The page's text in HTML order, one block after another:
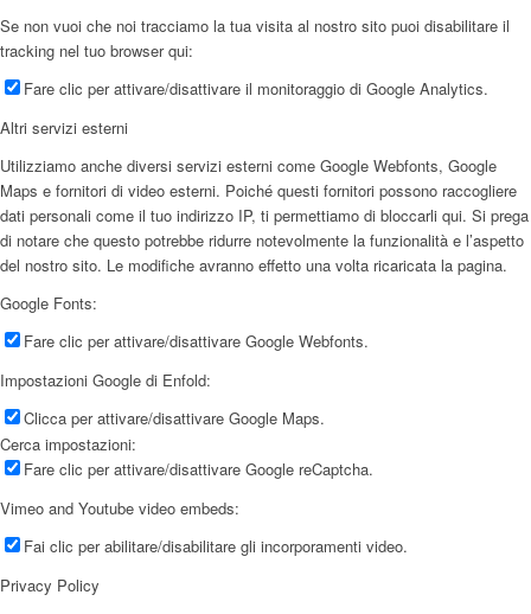
Se non vuoi che noi tracciamo la tua visita al nostro sito puoi disabilitare il
tracking nel tuo browser qui:
Fare clic per attivare/disattivare il monitoraggio di Google Analytics.
Altri servizi esterni
Utilizziamo anche diversi servizi esterni come Google Webfonts, Google
Maps e fornitori di video esterni. Poiché questi fornitori possono raccogliere
dati personali come il tuo indirizzo IP, ti permettiamo di bloccarli qui. Si prega
di notare che questo potrebbe ridurre notevolmente la funzionalità e l’aspetto
del nostro sito. Le modifiche avranno effetto una volta ricaricata la pagina.
Google Fonts:
Fare clic per attivare/disattivare Google Webfonts.
Impostazioni Google di Enfold:
Clicca per attivare/disattivare Google Maps.
Cerca impostazioni:
Fare clic per attivare/disattivare Google reCaptcha.
Vimeo and Youtube video embeds:
Fai clic per abilitare/disabilitare gli incorporamenti video.
Privacy Policy